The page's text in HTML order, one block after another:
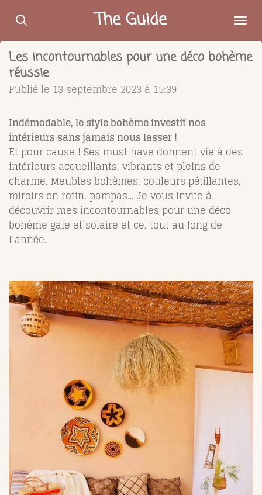
Passer
contenu
principal
The Guide
Les incontournables pour une déco bohème
réussie
Publié le 13 septembre 2023 à 15:39
Indémodable, le style bohème investit nos
intérieurs sans jamais nous lasser !
Et pour cause ! Ses must have donnent vie à des
intérieurs accueillants, vibrants et pleins de
charme. Meubles bohèmes, couleurs pétillantes,
miroirs en rotin, pampas… Je vous invite à
découvrir mes incontournables pour une déco
bohème gaie et solaire et ce, tout au long de
l’année.